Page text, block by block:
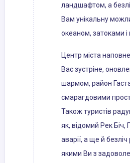
ландшафтом, а
Вам унікальну
океаном, затоками і
Центр міста
Вас зустріне,
шармом, район
смарагдовими
Також туристів
як, відомий Рек
аварії, а ще й
якими Ви з